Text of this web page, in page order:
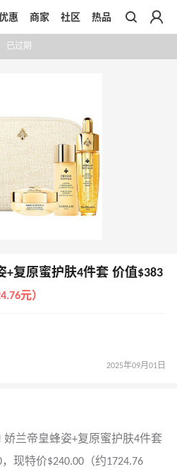
惠 商家 社区 热品
已过期
+复原蜜护肤4件套 价值$383
元）
2025年09月01日
娇兰帝皇蜂姿+复原蜜护肤4件套
现特价$240.00（约1724.76